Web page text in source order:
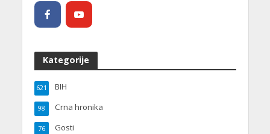
Kategorije
BIH
621
Crna hronika
98
Gosti
76